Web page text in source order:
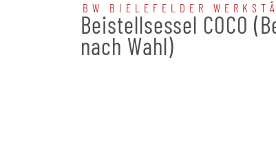
BW BIELEFELDER
Beistellsessel COCO
nach Wahl)